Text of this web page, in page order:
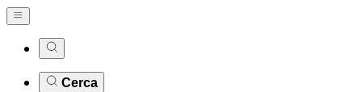
Cerca